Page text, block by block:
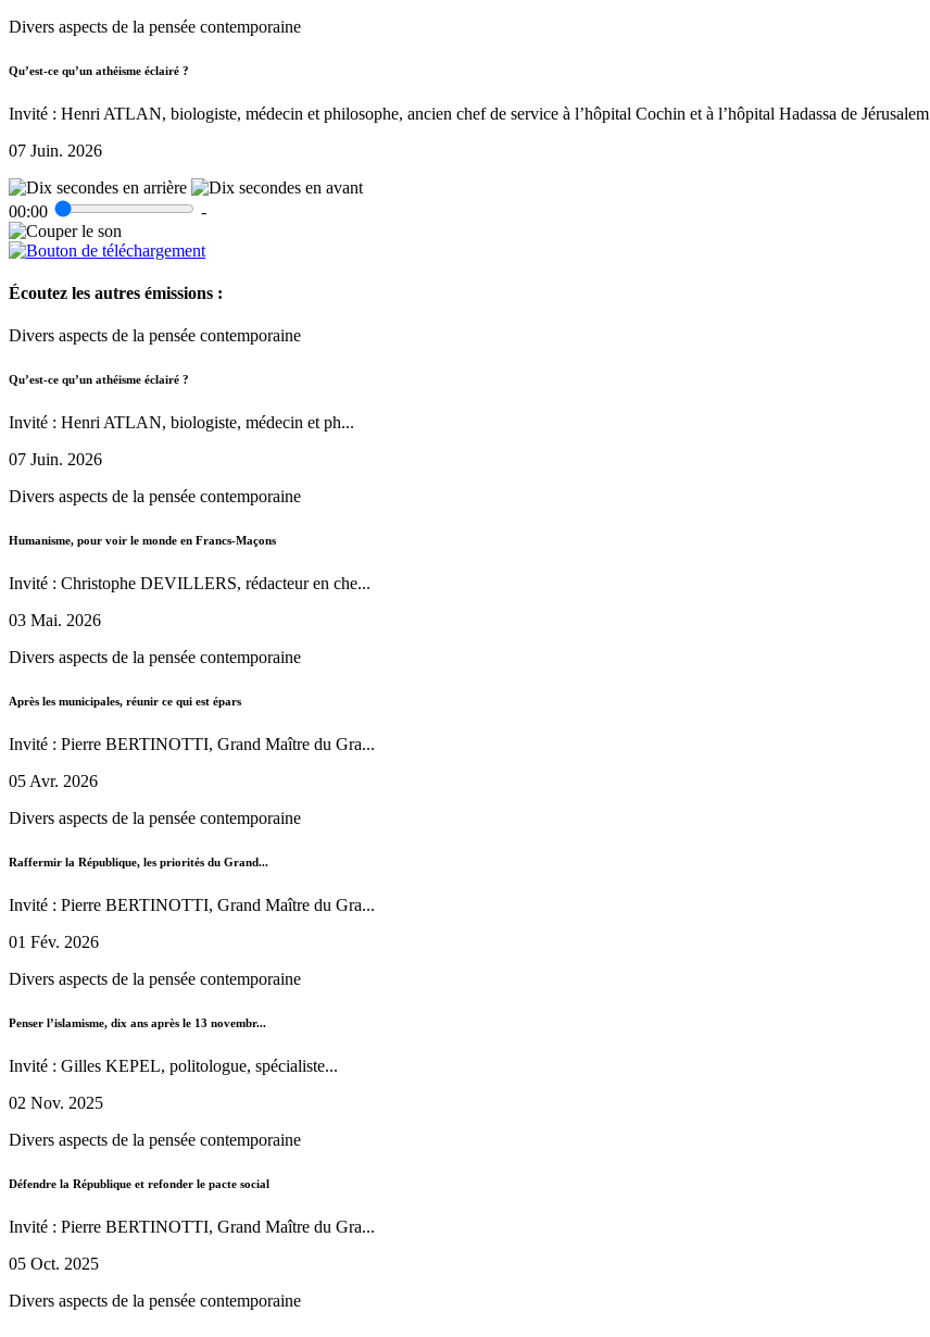
Divers aspects de la pensée contemporaine
Qu’est-ce qu’un athéisme éclairé ?
Invité : Henri ATLAN, biologiste, médecin et philosophe, ancien chef de service à l’hôpital Cochin et à l’hôpital Hadassa de Jérusalem
07 Juin. 2026
00:00 -
Écoutez les autres émissions :
Divers aspects de la pensée contemporaine
Qu’est-ce qu’un athéisme éclairé ?
Invité : Henri ATLAN, biologiste, médecin et ph...
07 Juin. 2026
Divers aspects de la pensée contemporaine
Humanisme, pour voir le monde en Francs-Maçons
Invité : Christophe DEVILLERS, rédacteur en che...
03 Mai. 2026
Divers aspects de la pensée contemporaine
Après les municipales, réunir ce qui est épars
Invité : Pierre BERTINOTTI, Grand Maître du Gra...
05 Avr. 2026
Divers aspects de la pensée contemporaine
Raffermir la République, les priorités du Grand...
Invité : Pierre BERTINOTTI, Grand Maître du Gra...
01 Fév. 2026
Divers aspects de la pensée contemporaine
Penser l’islamisme, dix ans après le 13 novembr...
Invité : Gilles KEPEL, politologue, spécialiste...
02 Nov. 2025
Divers aspects de la pensée contemporaine
Défendre la République et refonder le pacte social
Invité : Pierre BERTINOTTI, Grand Maître du Gra...
05 Oct. 2025
Divers aspects de la pensée contemporaine